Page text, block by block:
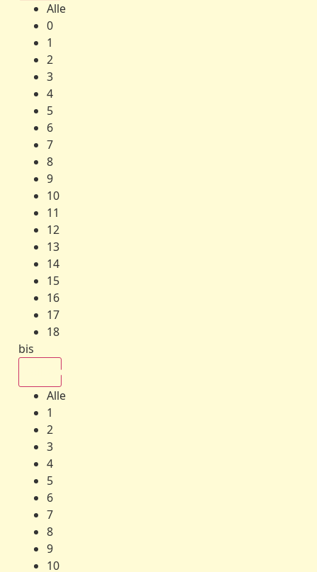
Alle
0
1
2
3
4
5
6
7
8
9
10
11
12
13
14
15
16
17
18
bis
Alle
1
2
3
4
5
6
7
8
9
10